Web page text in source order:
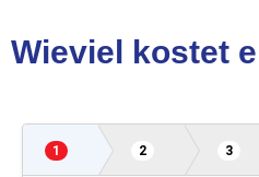
Wieviel kostet